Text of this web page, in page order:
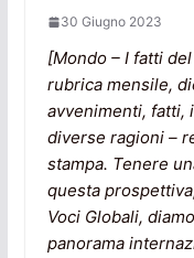
30 Giugno 2023
[Mondo – I fatti
rubrica mensile,
avvenimenti, fatti,
diverse ragioni –
stampa. Tenere
questa
Voci Globali,
panorama